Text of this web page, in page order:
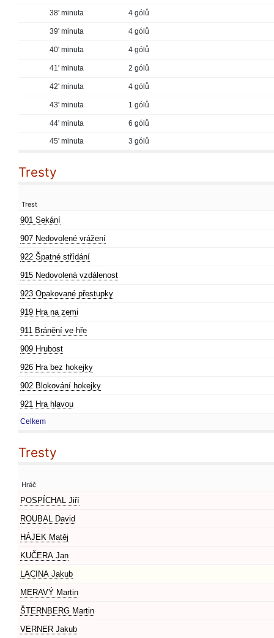
38' minuta 4 gólů
39' minuta 4 gólů
40' minuta 4 gólů
41' minuta 2 gólů
42' minuta 4 gólů
43' minuta 1 gólů
44' minuta 6 gólů
45' minuta 3 gólů
Tresty
Trest
901 Sekání
907 Nedovolené vrážení
922 Špatné střídání
915 Nedovolená vzdálenost
923 Opakované přestupky
919 Hra na zemi
911 Bránění ve hře
909 Hrubost
926 Hra bez hokejky
902 Blokování hokejky
921 Hra hlavou
Celkem
Tresty
Hráč
POSPÍCHAL Jiří
ROUBAL David
HÁJEK Matěj
KUČERA Jan
LACINA Jakub
MERAVÝ Martin
ŠTERNBERG Martin
VERNER Jakub